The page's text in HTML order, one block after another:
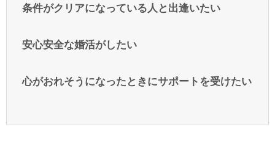
条件がクリアになっている人と出逢いたい
安心安全な婚活がしたい
心がおれそうになったときにサポートを受けたい